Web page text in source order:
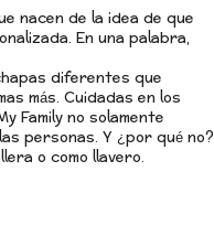
nacen de la idea de que
En una palabra,
diferentes que
más. Cuidadas en los
Family no solamente
personas. Y ¿por qué no?
o como llavero.